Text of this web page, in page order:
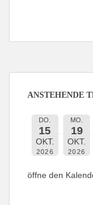
ANSTEHENDE
DO.
15
OKT.
2026
MO.
19
OKT.
2026
öffne den